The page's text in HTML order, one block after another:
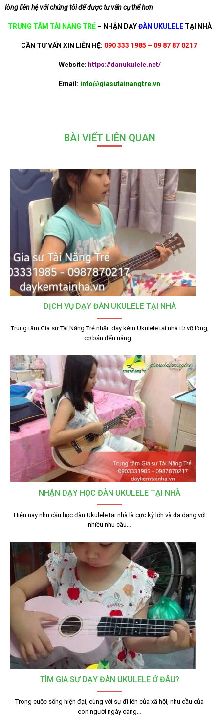
lòng liên hệ với chúng tôi để được tư vấn cụ thể hơn
TRUNG TÂM TÀI NĂNG TRẺ– NHẬN DẠYĐÀN UKULELETẠI NHÀ
CẦN TƯ VẤN XIN LIÊN HỆ: 090 333 1985 – 09 87 87 0217
Website: https://danukulele.net/
Email: info@giasutainangtre.vn
BÀI VIẾT LIÊN QUAN
DỊCH VỤ DẠY ĐÀN UKULELE TẠI NHÀ
Trung tâm Gia sư Tài Năng Trẻ nhận dạy kèm Ukulele tại nhà từ vỡ lòng,
cơ bản đến nâng…
NHẬN DẠY HỌC ĐÀN UKULELE TẠI NHÀ
Hiện nay nhu cầu học đàn Ukulele tại nhà là cực kỳ lớn và đa dạng với
nhiều nhu cầu…
TÌM GIA SƯ DẠY ĐÀN UKULELE Ở ĐÂU?
Trong cuộc sống hiện đại, cùng với sự đi lên của xã hội, nhu cầu của
con người ngày càng…